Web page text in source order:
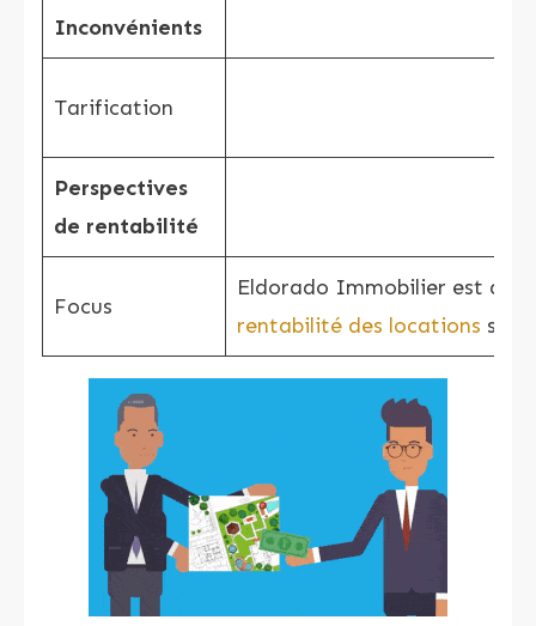
Inconvénients
Tarification
Perspectives
de rentabilité
Focus
Eldorado Immobilier est
rentabilité des locations